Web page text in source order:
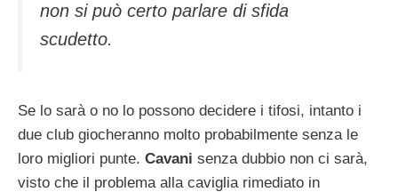
non si può certo parlare di sfida
scudetto.
Se lo sarà o no lo possono decidere i tifosi, intanto i
due club giocheranno molto probabilmente senza le
loro migliori punte. Cavani senza dubbio non ci sarà,
visto che il problema alla caviglia rimediato in